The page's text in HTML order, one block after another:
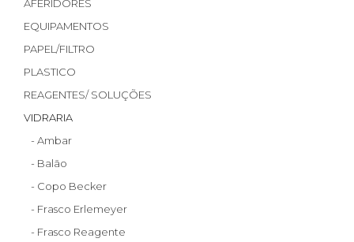
AFERIDORES
EQUIPAMENTOS
PAPEL/FILTRO
PLASTICO
REAGENTES/ SOLUÇÕES
VIDRARIA
- Ambar
- Balão
- Copo Becker
- Frasco Erlemeyer
- Frasco Reagente